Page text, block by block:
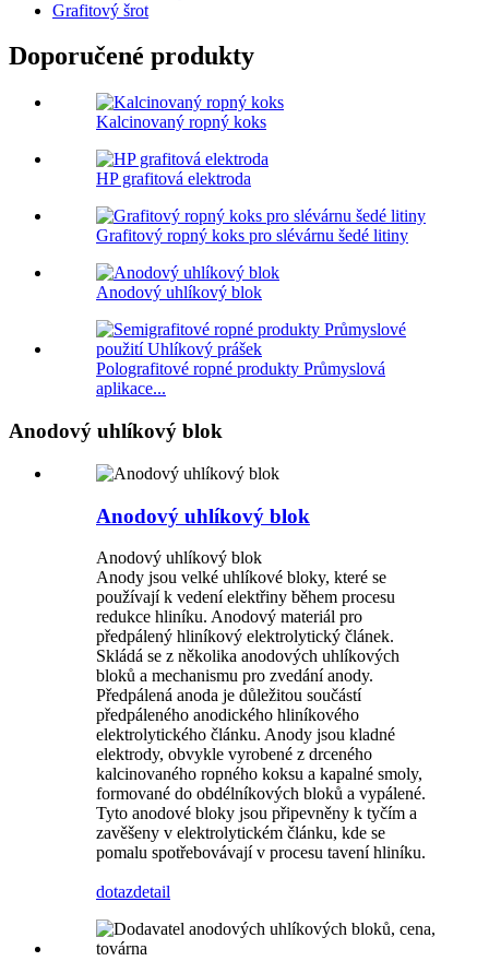
Grafitový šrot
Doporučené produkty
Kalcinovaný ropný koks
HP grafitová elektroda
Grafitový ropný koks pro slévárnu šedé litiny
Anodový uhlíkový blok
Polografitové ropné produkty Průmyslová
aplikace...
Anodový uhlíkový blok
Anodový uhlíkový blok
Anodový uhlíkový blok
Anody jsou velké uhlíkové bloky, které se
používají k vedení elektřiny během procesu
redukce hliníku. Anodový materiál pro
předpálený hliníkový elektrolytický článek.
Skládá se z několika anodových uhlíkových
bloků a mechanismu pro zvedání anody.
Předpálená anoda je důležitou součástí
předpáleného anodického hliníkového
elektrolytického článku. Anody jsou kladné
elektrody, obvykle vyrobené z drceného
kalcinovaného ropného koksu a kapalné smoly,
formované do obdélníkových bloků a vypálené.
Tyto anodové bloky jsou připevněny k tyčím a
zavěšeny v elektrolytickém článku, kde se
pomalu spotřebovávají v procesu tavení hliníku.
dotazdetail